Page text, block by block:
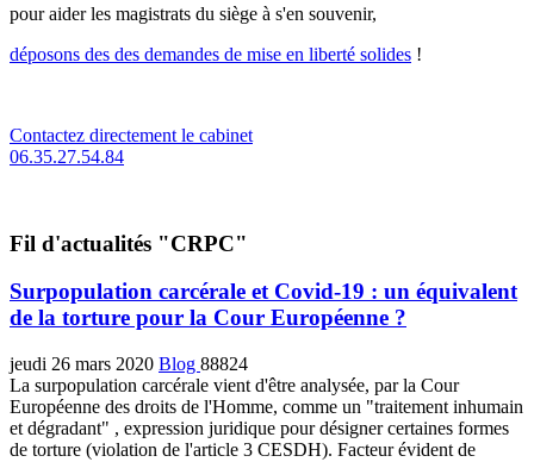
pour aider les magistrats du siège à s'en souvenir,
déposons des des demandes de mise en liberté solides !
Contactez directement le cabinet
06.35.27.54.84
Fil d'actualités "CRPC"
Surpopulation carcérale et Covid-19 : un équivalent
de la torture pour la Cour Européenne ?
jeudi 26 mars 2020 Blog 88824
La surpopulation carcérale vient d'être analysée, par la Cour
Européenne des droits de l'Homme, comme un "traitement inhumain
et dégradant" , expression juridique pour désigner certaines formes
de torture (violation de l'article 3 CESDH). Facteur évident de